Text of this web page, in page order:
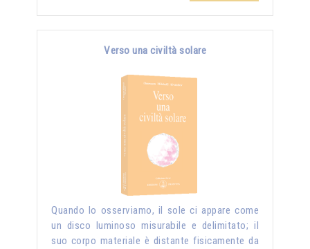
Verso una civiltà solare
Quando lo osserviamo, il sole ci appare come
un disco luminoso misurabile e delimitato; il
suo corpo materiale è distante fisicamente da